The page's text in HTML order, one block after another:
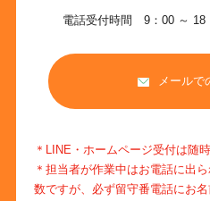
電話受付時間 9：00 ～ 18
メールで
＊LINE・ホームページ受付は随時
＊担当者が作業中はお電話に出
数ですが、必ず留守番電話にお